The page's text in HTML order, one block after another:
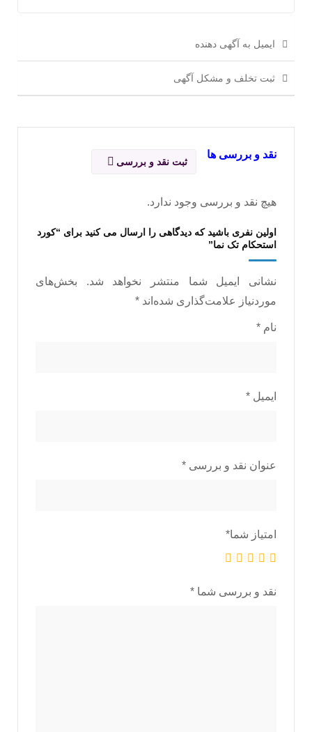
ایمیل به آگهی دهنده
ثبت تخلف و مشکل آگهی
نقد و بررسی ها
ثبت نقد و بررسی
هیچ نقد و بررسی وجود ندارد.
اولین نفری باشید که دیدگاهی را ارسال می کنید برای “کورد
استحکام تک نما”
نشانی ایمیل شما منتشر نخواهد شد.
بخش‌های
موردنیاز علامت‌گذاری شده‌اند *
نام *
ایمیل *
عنوان نقد و بررسی *
امتیاز شما*
نقد و بررسی شما *